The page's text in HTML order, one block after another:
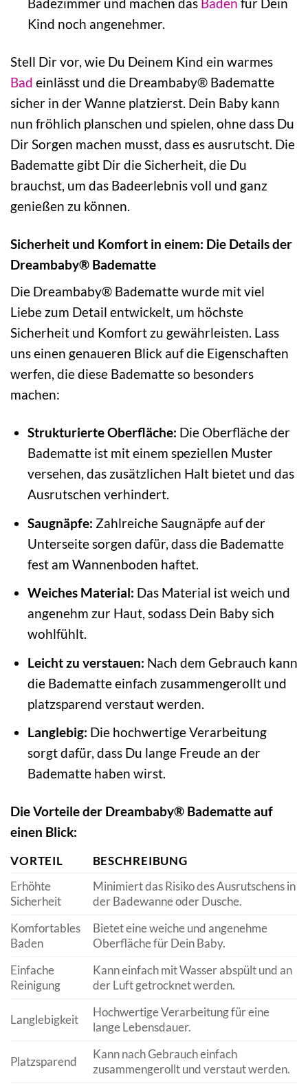
Kind noch angenehmer.
Stell Dir vor, wie Du Deinem Kind ein warmes
Bad einlässt und die Dreambaby® Badematte
sicher in der Wanne platzierst. Dein Baby kann
nun fröhlich planschen und spielen, ohne dass Du
Dir Sorgen machen musst, dass es ausrutscht. Die
Badematte gibt Dir die Sicherheit, die Du
brauchst, um das Badeerlebnis voll und ganz
genießen zu können.
Sicherheit und Komfort in einem: Die Details der
Dreambaby® Badematte
Die Dreambaby® Badematte wurde mit viel
Liebe zum Detail entwickelt, um höchste
Sicherheit und Komfort zu gewährleisten. Lass
uns einen genaueren Blick auf die Eigenschaften
werfen, die diese Badematte so besonders
machen:
Strukturierte Oberfläche: Die Oberfläche der
Badematte ist mit einem speziellen Muster
versehen, das zusätzlichen Halt bietet und das
Ausrutschen verhindert.
Saugnäpfe: Zahlreiche Saugnäpfe auf der
Unterseite sorgen dafür, dass die Badematte
fest am Wannenboden haftet.
Weiches Material: Das Material ist weich und
angenehm zur Haut, sodass Dein Baby sich
wohlfühlt.
Leicht zu verstauen: Nach dem Gebrauch kann
die Badematte einfach zusammengerollt und
platzsparend verstaut werden.
Langlebig: Die hochwertige Verarbeitung
sorgt dafür, dass Du lange Freude an der
Badematte haben wirst.
Die Vorteile der Dreambaby® Badematte auf
einen Blick:
VORTEIL
BESCHREIBUNG
Erhöhte
Sicherheit
Minimiert das Risiko des Ausrutschens in
der Badewanne oder Dusche.
Komfortables
Baden
Bietet eine weiche und angenehme
Oberfläche für Dein Baby.
Einfache
Reinigung
Kann einfach mit Wasser abspült und an
der Luft getrocknet werden.
Langlebigkeit
Hochwertige Verarbeitung für eine
lange Lebensdauer.
Platzsparend
Kann nach Gebrauch einfach
zusammengerollt und verstaut werden.